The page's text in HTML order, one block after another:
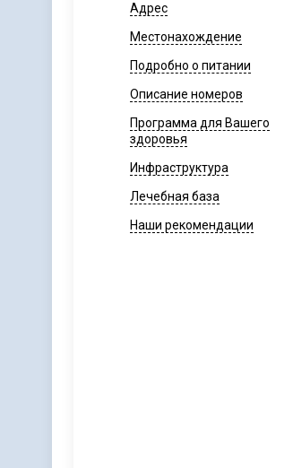
Адрес
Местонахождение
Подробно о питании
Описание номеров
Программа для Вашего
здоровья
Инфраструктура
Лечебная база
Наши рекомендации